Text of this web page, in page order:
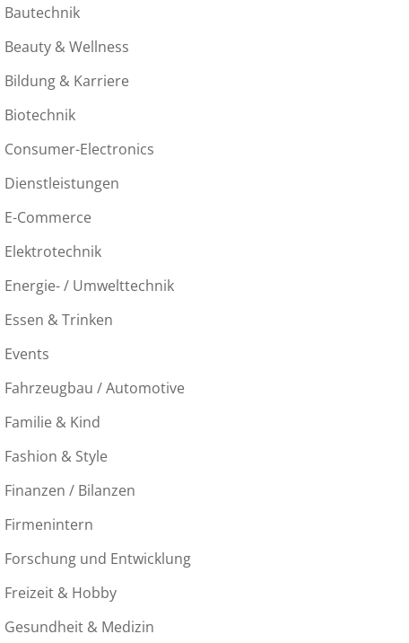
Bautechnik
Beauty & Wellness
Bildung & Karriere
Biotechnik
Consumer-Electronics
Dienstleistungen
E-Commerce
Elektrotechnik
Energie- / Umwelttechnik
Essen & Trinken
Events
Fahrzeugbau / Automotive
Familie & Kind
Fashion & Style
Finanzen / Bilanzen
Firmenintern
Forschung und Entwicklung
Freizeit & Hobby
Gesundheit & Medizin